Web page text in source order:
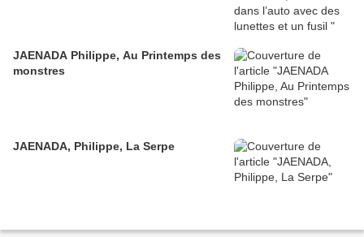
JAENADA Philippe, Au Printemps des
monstres
JAENADA, Philippe, La Serpe